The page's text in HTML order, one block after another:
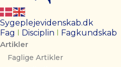
Sygeplejevidenskab.dk
Fag I Disciplin I Fagkundskab
Artikler
Faglige Artikler